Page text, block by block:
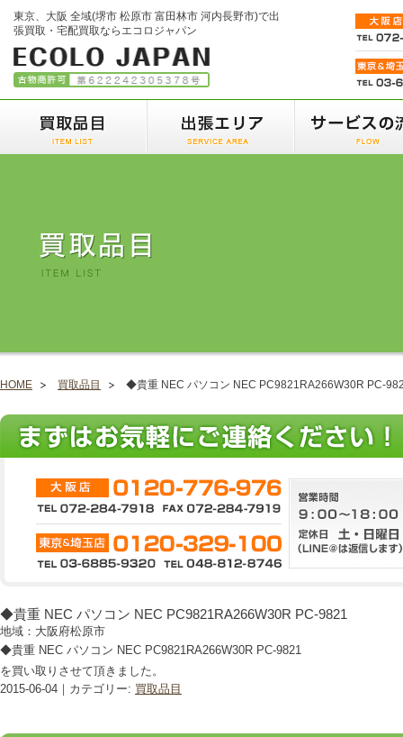
東京、大阪 全域(堺市 松原市 富田林市 河内長野市)で出
張買取・宅配買取ならエコロジャパン
HOME 買取品目 ◆貴重 NEC パソコン NEC PC9821RA266W30R PC-
◆貴重 NEC パソコン NEC PC9821RA266W30R PC-9821
地域：大阪府松原市
◆貴重 NEC パソコン NEC PC9821RA266W30R PC-9821
を買い取りさせて頂きました。
2015-06-04｜カテゴリー: 買取品目